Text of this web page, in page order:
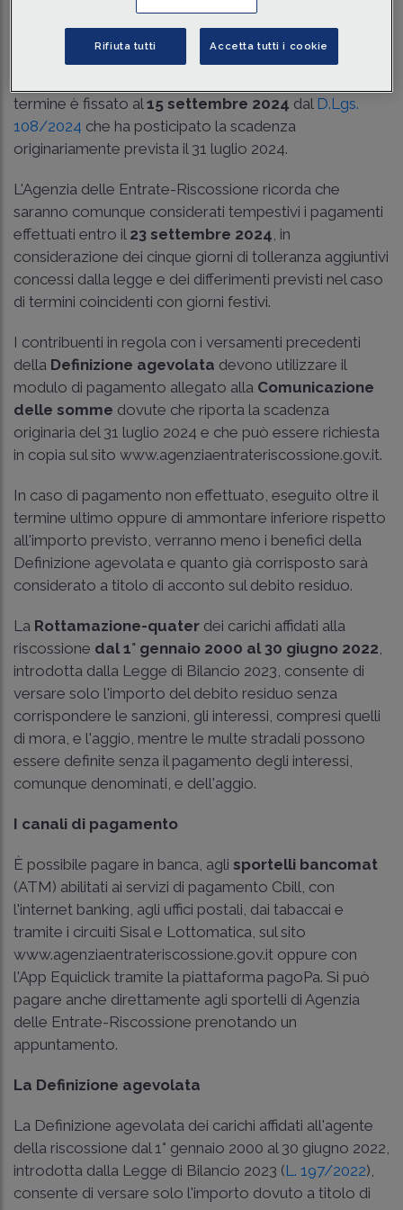
3 min.
termine è fissato al 15 settembre 2024 dal D.Lgs.
108/2024 che ha posticipato la scadenza
originariamente prevista il 31 luglio 2024.
L'Agenzia delle Entrate-Riscossione ricorda che
saranno comunque considerati tempestivi i pagamenti
effettuati entro il 23 settembre 2024 , in
considerazione dei cinque giorni di tolleranza aggiuntivi
concessi dalla legge e dei differimenti previsti nel caso
di termini coincidenti con giorni festivi.
I contribuenti in regola con i versamenti precedenti
della Definizione agevolata devono utilizzare il
modulo di pagamento allegato alla Comunicazione
delle somme dovute che riporta la scadenza
originaria del 31 luglio 2024 e che può essere richiesta
in copia sul sito www.agenziaentrateriscossione.gov.it.
In caso di pagamento non effettuato, eseguito oltre il
termine ultimo oppure di ammontare inferiore rispetto
all'importo previsto, verranno meno i benefici della
Definizione agevolata e quanto già corrisposto sarà
considerato a titolo di acconto sul debito residuo.
La Rottamazione-quater dei carichi affidati alla
riscossione dal 1° gennaio 2000 al 30 giugno 2022
introdotta dalla Legge di Bilancio 2023, consente di
versare solo l'importo del debito residuo senza
corrispondere le sanzioni, gli interessi, compresi quelli
di mora, e l'aggio, mentre le multe stradali possono
essere definite senza il pagamento degli interessi,
comunque denominati, e dell'aggio.
I canali di pagamento
È possibile pagare in banca, agli sportelli bancomat
(ATM) abilitati ai servizi di pagamento Cbill, con
l'internet banking, agli uffici postali, dai tabaccai e
tramite i circuiti Sisal e Lottomatica, sul sito
www.agenziaentrateriscossione.gov.it oppure con
l'App Equiclick tramite la piattaforma pagoPa. Si può
pagare anche direttamente agli sportelli di Agenzia
delle Entrate-Riscossione prenotando un
appuntamento.
La Definizione agevolata
La Definizione agevolata dei carichi affidati all'agente
della riscossione dal 1° gennaio 2000 al 30 giugno 2022,
introdotta dalla Legge di Bilancio 2023 (L. 197/2022),
consente di versare solo l'importo dovuto a titolo di
Rifiuta tutti Accetta tutti i cookie